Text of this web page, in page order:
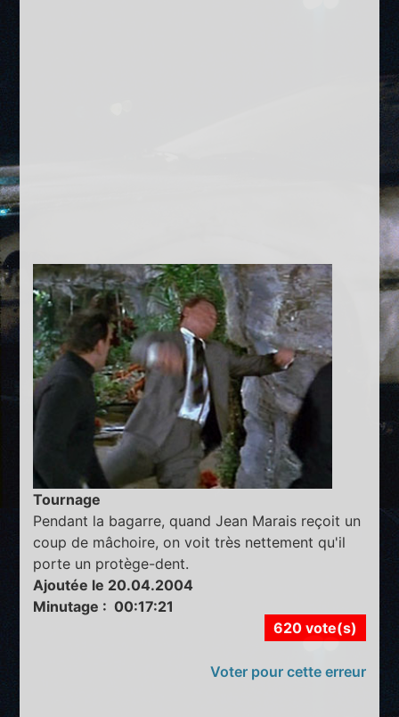
Tournage
Pendant la bagarre, quand Jean Marais reçoit un
coup de mâchoire, on voit très nettement qu'il
porte un protège-dent.
Ajoutée le 20.04.2004
Minutage : 00:17:21
620 vote(s)
Voter pour cette erreur